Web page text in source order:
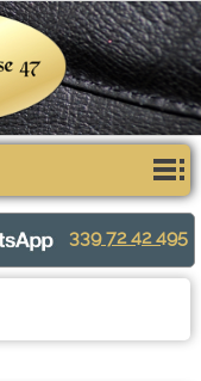
339 72 42 495